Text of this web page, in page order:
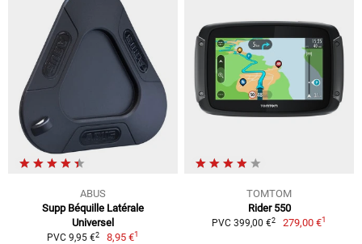
ABUS
Supp Béquille Latérale
Universel
PVC 9,95 €2 8,95 €1
TOMTOM
Rider 550
PVC 399,00 €2 279,00 €1